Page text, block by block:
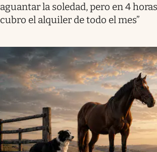
aguantar la soledad, pero en 4
cubro el alquiler de todo el mes”